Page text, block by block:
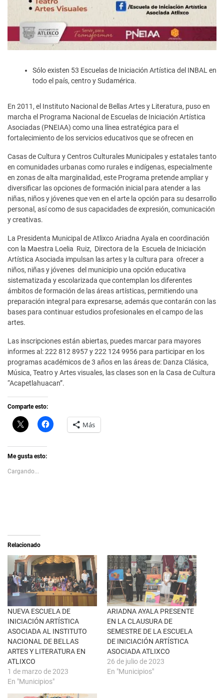
Sólo existen 53 Escuelas de Iniciación Artística del INBAL en
todo el país, centro y Sudamérica.
En 2011, el Instituto Nacional de Bellas Artes y Literatura, puso en
marcha el Programa Nacional de Escuelas de Iniciación Artística
Asociadas (PNEIAA) como una línea estratégica para el
fortalecimiento de los servicios educativos que se ofrecen en
Casas de Cultura y Centros Culturales Municipales y estatales tanto
en comunidades urbanas como rurales e indígenas, especialmente
en zonas de alta marginalidad, este Programa pretende ampliar y
diversificar las opciones de formación inicial para atender a las
niñas, niños y jóvenes que ven en el arte la opción para su desarrollo
personal, así como de sus capacidades de expresión, comunicación
y creativas.
La Presidenta Municipal de Atlixco Ariadna Ayala en coordinación
con la Maestra Loelia Ruiz, Directora de la Escuela de Iniciación
Artística Asociada impulsan las artes y la cultura para ofrecer a
niños, niñas y jóvenes del municipio una opción educativa
sistematizada y escolarizada que contemplan los diferentes
ámbitos de formación de las áreas artísticas, permitiendo una
preparación integral para expresarse, además que contarán con las
bases para continuar estudios profesionales en el campo de las
artes.
Las inscripciones están abiertas, puedes marcar para mayores
informes al: 222 812 8957 y 222 124 9956 para participar en los
programas académicos de 3 años en las áreas de: Danza Clásica,
Música, Teatro y Artes visuales, las clases son en la Casa de Cultura
“Acapetlahuacan”.
Comparte esto:
C
l
k
t
s
h
e
b
r
e
e
n
u
n
a
e
n
t
a
n
a
n
u
e
v
a
)
H
a
e
n
F
a
c
e
b
o
o
k
(
S
e
a
b
r
n
u
n
Más
Me gusta esto:
Cargando...
Relacionado
NUEVA ESCUELA DE
INICIACIÓN ARTÍSTICA
ASOCIADA AL INSTITUTO
NACIONAL DE BELLAS
ARTES Y LITERATURA EN
ATLIXCO
1 de marzo de 2023
En "Municipios"
ARIADNA AYALA PRESENTE
EN LA CLAUSURA DE
SEMESTRE DE LA ESCUELA
DE INICIACIÓN ARTÍSTICA
ASOCIADA ATLIXCO
26 de julio de 2023
En "Municipios"